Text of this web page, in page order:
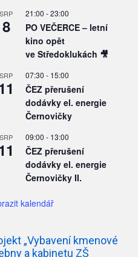
SRP
8
21:00 -23:00
PO VEČERCE – letní
kino opět
ve Středoklukách 🎥
SRP 07:30 - 15:00
ČEZ přerušení
dodávky el. energie
Černovičky
SRP 09:00 - 13:00
ČEZ přerušení
dodávky el. energie
Černovičky II.
kalendář
„Vybavení kmenové
a kabinetu ZŠ